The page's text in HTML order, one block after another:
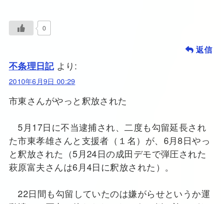
0
返信
不条理日記 より:
2010年6月9日 00:29
市東さんがやっと釈放された
5月17日に不当逮捕され、二度も勾留延長され
た市東孝雄さんと支援者（１名）が、6月8日やっ
と釈放された（5月24日の成田デモで弾圧された
萩原富夫さんは6月4日に釈放された）。
22日間も勾留していたのは嫌がらせというか運